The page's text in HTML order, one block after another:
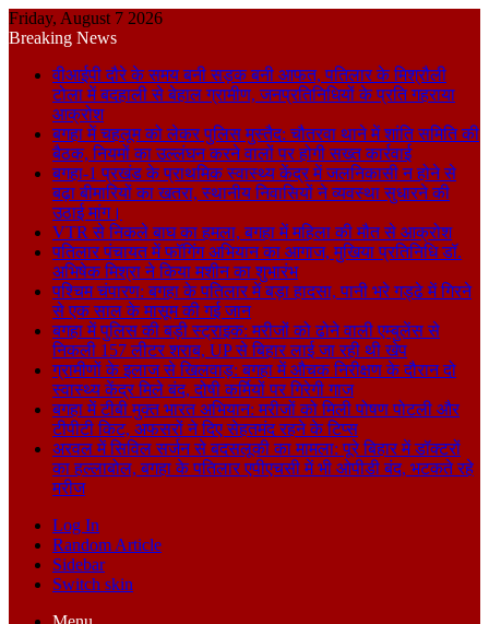
Friday, August 7 2026
Breaking News
वीआईपी दौरे के समय बनी सड़क बनी आफत, पतिलार के मिश्रौली
टोला में बदहाली से बेहाल ग्रामीण, जनप्रतिनिधियों के प्रति गहराया
आक्रोश
बगहा में चहलूम को लेकर पुलिस मुस्तैद: चौतरवा थाने में शांति समिति की
बैठक, नियमों का उल्लंघन करने वालों पर होगी सख्त कार्रवाई
बगहा-1 प्रखंड के प्राथमिक स्वास्थ्य केंद्र में जलनिकासी न होने से
बढ़ा बीमारियों का खतरा, स्थानीय निवासियों ने व्यवस्था सुधारने की
उठाई मांग।
VTR से निकले बाघ का हमला, बगहा में महिला की मौत से आक्रोश
पतिलार पंचायत में फॉगिंग अभियान का आगाज, मुखिया प्रतिनिधि डॉ.
अभिषेक मिश्रा ने किया मशीन का शुभारंभ
पश्चिम चंपारण: बगहा के पतिलार में बड़ा हादसा, पानी भरे गड्ढे में गिरने
से एक साल के मासूम की गई जान
बगहा में पुलिस की बड़ी स्ट्राइक: मरीजों को ढोने वाली एम्बुलेंस से
निकली 157 लीटर शराब, UP से बिहार लाई जा रही थी खेप
ग्रामीणों के इलाज से खिलवाड़: बगहा में औचक निरीक्षण के दौरान दो
स्वास्थ्य केंद्र मिले बंद, दोषी कर्मियों पर गिरेगी गाज
बगहा में टीबी मुक्त भारत अभियान: मरीजों को मिली पोषण पोटली और
टीपीटी किट, अफसरों ने दिए सेहतमंद रहने के टिप्स
अरवल में सिविल सर्जन से बदसलूकी का मामला: पूरे बिहार में डॉक्टरों
का हल्लाबोल, बगहा के पतिलार एपीएचसी में भी ओपीडी बंद, भटकते रहे
मरीज
Log In
Random Article
Sidebar
Switch skin